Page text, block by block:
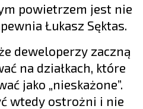
powietrzem jest nie
Łukasz Sęktas.
deweloperzy zaczną
na działkach, które
jako „nieskażone”.
wtedy ostrożni i nie